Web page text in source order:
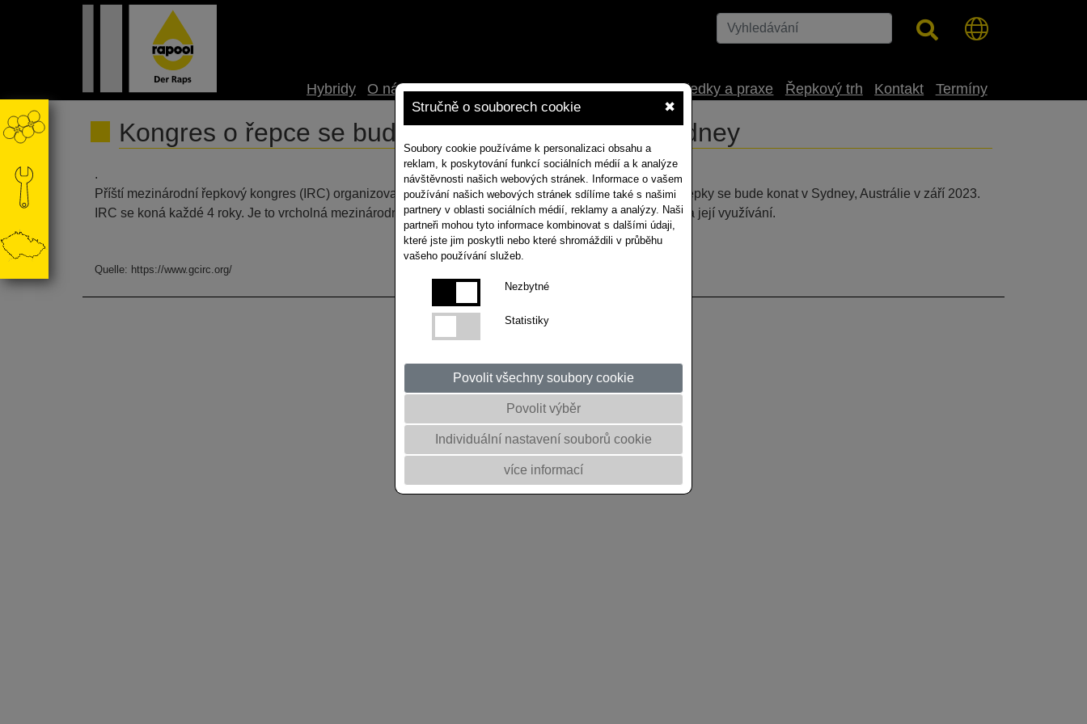
Stručně o souborech cookie ✖
Soubory cookie používáme k personalizaci obsahu a
reklam, k poskytování funkcí sociálních médií a k analýze
návštěvnosti našich webových stránek. Informace o vašem
používání našich webových stránek sdílíme také s našimi
partnery v oblasti sociálních médií, reklamy a analýzy. Naši
partneři mohou tyto informace kombinovat s dalšími údaji,
které jste jim poskytli nebo které shromáždili v průběhu
vašeho používání služeb.
Nezbytné
Statistiky
Povolit všechny soubory cookie
Povolit výběr
Individuální nastavení souborů cookie
více informací
Hybridy O nás Aktuality Stáhnout Video Mořidla Výsledky a praxe Řepkový trh Kontakt Termíny
Kongres o řepce se bude konat v roce 2023 v Sydney
.
Příští mezinárodní řepkový kongres (IRC) organizovaný výborem pro inovace v pěstování ozimé a jarní řepky se bude konat v Sydney, Austrálie v září 2023.
IRC se koná každé 4 roky. Je to vrcholná mezinárodní konference o řepce zaměřená na produkci řepky a její využívání.
Quelle: https://www.gcirc.org/